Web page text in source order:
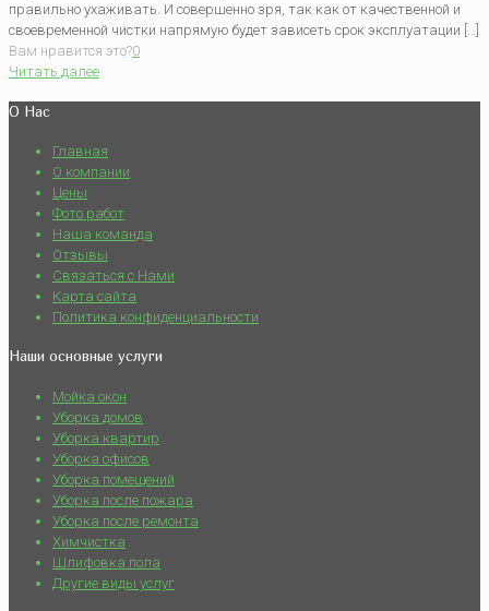
правильно ухаживать. И совершенно зря, так как от качественной и
своевременной чистки напрямую будет зависеть срок эксплуатации […]
Вам нравится это?0
Читать далее
О Нас
Главная
О компании
Цены
Фото работ
Наша команда
Отзывы
Связаться с Нами
Карта сайта
Политика конфиденциальности
Наши основные услуги
Мойка окон
Уборка домов
Уборка квартир
Уборка офисов
Уборка помещений
Уборка после пожара
Уборка после ремонта
Химчистка
Шлифовка пола
Другие виды услуг